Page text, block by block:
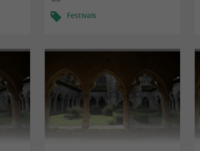
Festivals